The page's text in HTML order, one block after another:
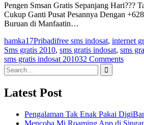
Pengen Smsan Gratis Sepanjang Hari???
Cukup Ganti Pusat Pesannya Dengan
Buruan di Manfaatin…
hamka17Pribadifree sms indosat, internet
Sms gratis 2010, sms gratis indosat, sms
sms gratis indosat 201032 Comments
Search
for:
Latest Post
Pengalaman Tak Enak Pakai
Mencoba Mi Roaming App di